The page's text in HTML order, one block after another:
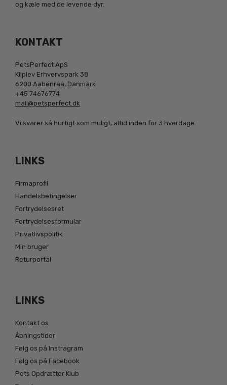
og kæle med de levende dyr.
KONTAKT
PetsPerfect ApS
Kliplev Erhvervspark 38
6200 Aabenraa, Danmark
+45 74676774
mail@petsperfect.dk
Vi svarer så hurtigt som muligt, altid inden for 3 hverdage.
LINKS
Firmaprofil
Handelsbetingelser
Fortrydelsesret
Fortrydelsesformular
Privatlivspolitik
Min bruger
Returportal
LINKS
Kontakt os
Åbningstider
Følg os på Instragram
Følg os på Facebook
Pets Opdrætter Klub